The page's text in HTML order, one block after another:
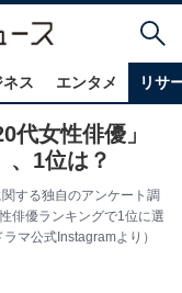
ス エンタメ リサ
代女性俳優」
、1位は？
する独自のアンケート調
俳優ランキングで1位に選
マ公式Instagramより）